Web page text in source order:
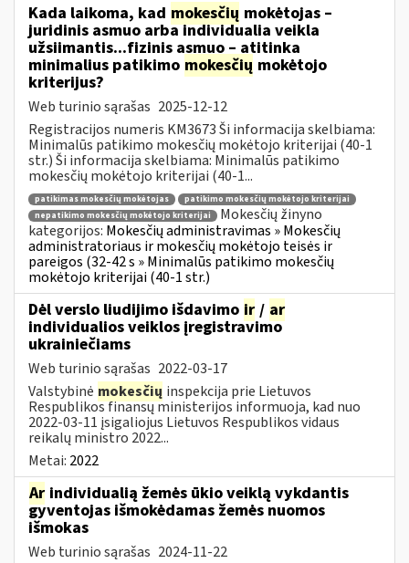
Kada laikoma, kad mokesčių mokėtojas –
juridinis asmuo arba individualia veikla
užsiimantis...fizinis asmuo – atitinka
minimalius patikimo mokesčių mokėtojo
kriterijus?
Web turinio sąrašas 2025-12-12
Registracijos numeris KM3673 Ši informacija skelbiama:
Minimalūs patikimo mokesčių mokėtojo kriterijai (40-1
str.) Ši informacija skelbiama: Minimalūs patikimo
mokesčių mokėtojo kriterijai (40-1...
patikimas mokesčių mokėtojas
patikimo mokesčių mokėtojo kriterijai
nepatikimo mokesčių mokėtojo kriterijai
Mokesčių žinyno
kategorijos: Mokesčių administravimas » Mokesčių
administratoriaus ir mokesčių mokėtojo teisės ir
pareigos (32-42 s » Minimalūs patikimo mokesčių
mokėtojo kriterijai (40-1 str.)
Dėl verslo liudijimo išdavimo ir / ar
individualios veiklos įregistravimo
ukrainiečiams
Web turinio sąrašas 2022-03-17
Valstybinė mokesčių inspekcija prie Lietuvos
Respublikos finansų ministerijos informuoja, kad nuo
2022-03-11 įsigaliojus Lietuvos Respublikos vidaus
reikalų ministro 2022...
Metai: 2022
Ar individualią žemės ūkio veiklą vykdantis
gyventojas išmokėdamas žemės nuomos
išmokas
Web turinio sąrašas 2024-11-22